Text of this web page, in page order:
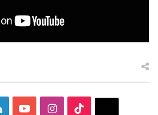
LinkedInYouTubeInstagram